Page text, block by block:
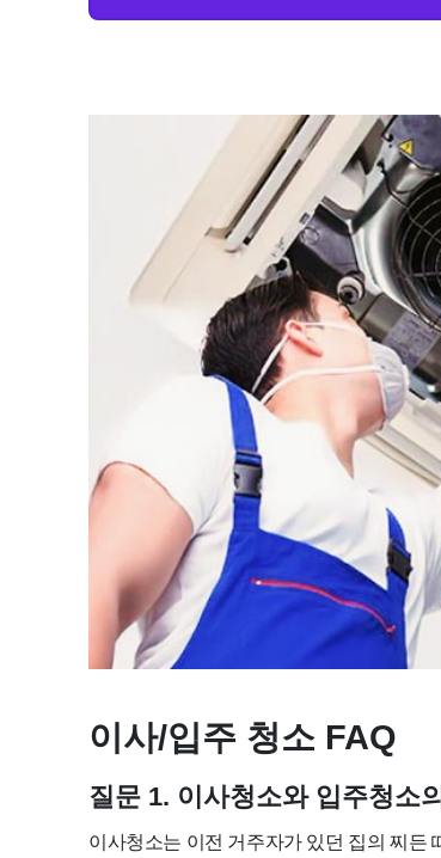
이사/입주 청소 FAQ
질문 1. 이사청소와 입주청소
이사청소는 이전 거주자가 있던 집의 찌든